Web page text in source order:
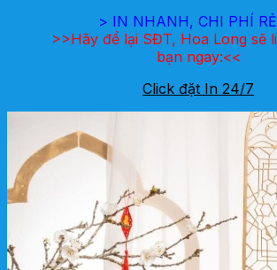
> IN NHANH, CHI PHÍ
>>Hãy để lại SĐT, Hoa Long sẽ
bạn ngay:<<
Click đặt In 24/7